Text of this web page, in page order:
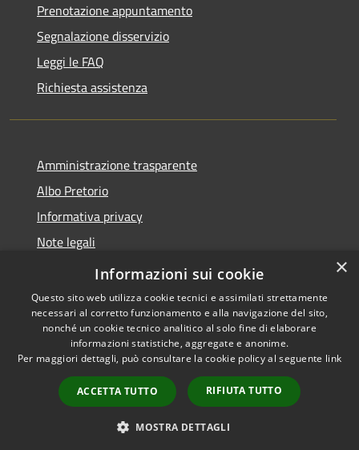
Prenotazione appuntamento
Segnalazione disservizio
Leggi le FAQ
Richiesta assistenza
Amministrazione trasparente
Albo Pretorio
Informativa privacy
Note legali
Dichiarazione di accessibilità
Accessibilità
Copyright © 2021 •
Comune di Concesio •
Powered byMunicipium
Accesso redazione
×
Informazioni sui cookie
Questo sito web utilizza cookie tecnici e assimilati strettamente
necessari al corretto funzionamento e alla navigazione del sito,
nonché un cookie tecnico analitico al solo fine di elaborare
informazioni statistiche, aggregate e anonime.
Per maggiori dettagli, può consultare la cookie policy al seguente link
ACCETTA TUTTO RIFIUTA TUTTO
MOSTRA DETTAGLI